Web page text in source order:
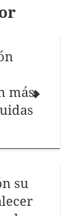
más
su